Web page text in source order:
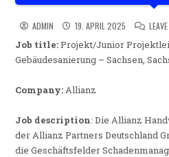
ADMIN 19. APRIL 2025
Job title:Projekt/Junior
Gebäudesanierung – Sachsen,
Company:Allianz
Job description: Die Allianz
der Allianz Partners Deutschland
die Geschäftsfelder